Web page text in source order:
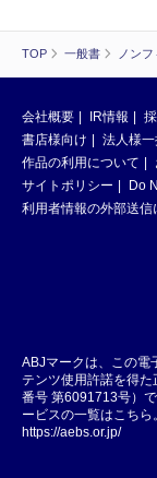
TOP 一般書 ノン
会社概要 IR情報
書店様向け
法人様一
作品の利用について
サイトポリシー
Do
利用者情報の外部送信
ABJマークは、この電
テンツ使用許諾を得
番号 第6091713号）
ービスの一覧はこちら。
https://aebs.or.jp/